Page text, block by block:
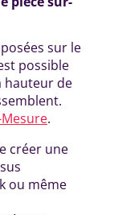
sur le
possible
hauteur de
.
créer une
ou même